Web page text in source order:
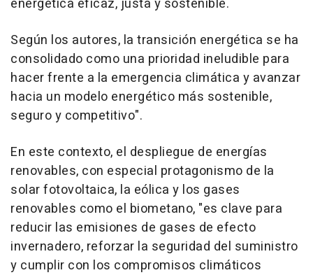
energética eficaz, justa y sostenible.
Según los autores, la transición energética se ha
consolidado como una prioridad ineludible para
hacer frente a la emergencia climática y avanzar
hacia un modelo energético más sostenible,
seguro y competitivo".
En este contexto, el despliegue de energías
renovables, con especial protagonismo de la
solar fotovoltaica, la eólica y los gases
renovables como el biometano, "es clave para
reducir las emisiones de gases de efecto
invernadero, reforzar la seguridad del suministro
y cumplir con los compromisos climáticos